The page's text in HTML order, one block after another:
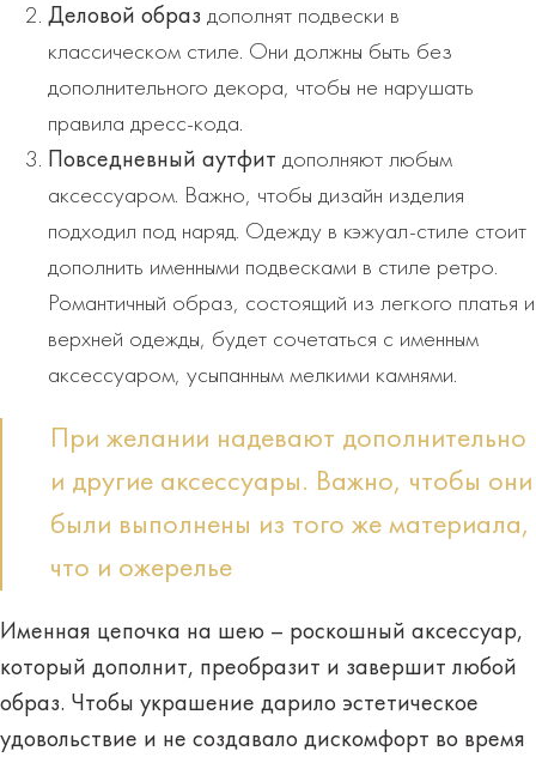
Деловой образ дополнят подвески в
классическом стиле. Они должны быть без
дополнительного декора, чтобы не нарушать
правила дресс-кода.
Повседневный аутфит дополняют любым
аксессуаром. Важно, чтобы дизайн изделия
подходил под наряд. Одежду в кэжуал-стиле стоит
дополнить именными подвесками в стиле ретро.
Романтичный образ, состоящий из легкого платья и
верхней одежды, будет сочетаться с именным
аксессуаром, усыпанным мелкими камнями.
При желании надевают дополнительно
и другие аксессуары. Важно, чтобы они
были выполнены из того же материала,
что и ожерелье
Именная цепочка на шею – роскошный аксессуар,
который дополнит, преобразит и завершит любой
образ. Чтобы украшение дарило эстетическое
удовольствие и не создавало дискомфорт во время